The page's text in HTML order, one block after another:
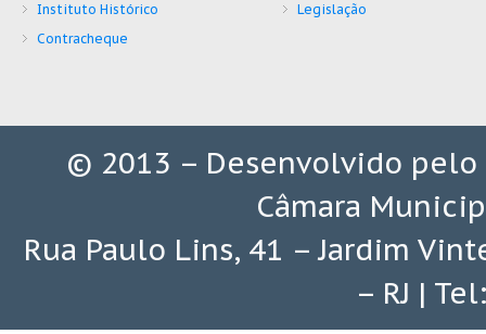
Instituto Histórico
Contracheque
Legislação
© 2013 – Desenvolvido pelo
Câmara
Rua Paulo Lins, 41 – Jardim
– RJ |